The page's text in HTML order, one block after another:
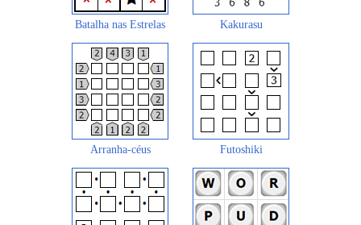
Batalha nas Estrelas Kakurasu
Arranha-céus Futoshiki